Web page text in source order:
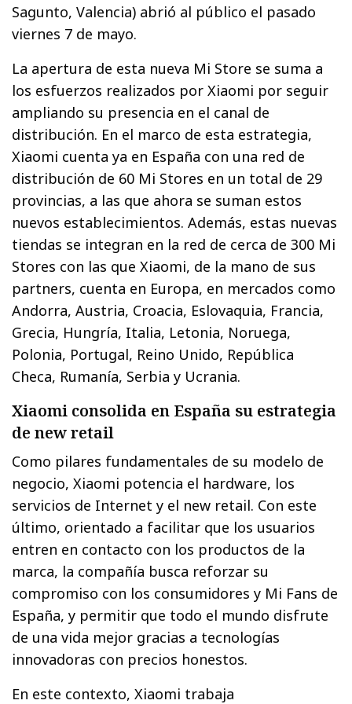
Sagunto, Valencia) abrió al público el pasado
viernes 7 de mayo.
La apertura de esta nueva Mi Store se suma a
los esfuerzos realizados por Xiaomi por seguir
ampliando su presencia en el canal de
distribución. En el marco de esta estrategia,
Xiaomi cuenta ya en España con una red de
distribución de 60 Mi Stores en un total de 29
provincias, a las que ahora se suman estos
nuevos establecimientos. Además, estas nuevas
tiendas se integran en la red de cerca de 300 Mi
Stores con las que Xiaomi, de la mano de sus
partners, cuenta en Europa, en mercados como
Andorra, Austria, Croacia, Eslovaquia, Francia,
Grecia, Hungría, Italia, Letonia, Noruega,
Polonia, Portugal, Reino Unido, República
Checa, Rumanía, Serbia y Ucrania.
Xiaomi consolida en España su estrategia
de new retail
Como pilares fundamentales de su modelo de
negocio, Xiaomi potencia el hardware, los
servicios de Internet y el new retail. Con este
último, orientado a facilitar que los usuarios
entren en contacto con los productos de la
marca, la compañía busca reforzar su
compromiso con los consumidores y Mi Fans de
España, y permitir que todo el mundo disfrute
de una vida mejor gracias a tecnologías
innovadoras con precios honestos.
En este contexto, Xiaomi trabaja